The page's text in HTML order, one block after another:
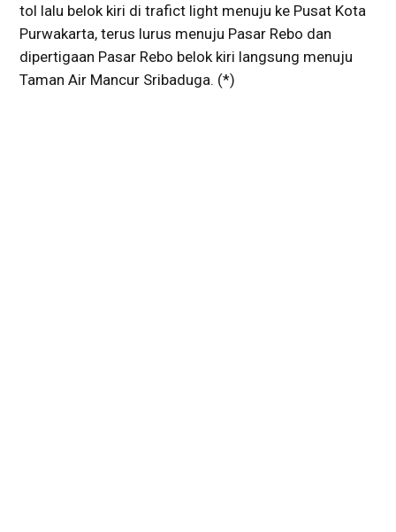
tol lalu belok kiri di trafict light menuju ke Pusat Kota
Purwakarta, terus lurus menuju Pasar Rebo dan
dipertigaan Pasar Rebo belok kiri langsung menuju
Taman Air Mancur Sribaduga. (*)